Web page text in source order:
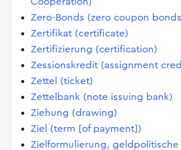
Zero-Bonds (zero coupon
Zertifikat (certificate)
Zertifizierung (certification)
Zessionskredit (assignment
Zettel (ticket)
Zettelbank (note issuing bank)
Ziehung (drawing)
Ziel (term [of payment])
Zielformulierung, geldpolitische